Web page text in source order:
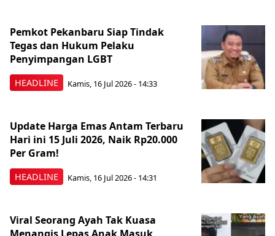
HEADLINE
Pemkot Pekanbaru Siap Tindak
Tegas dan Hukum Pelaku
Penyimpangan LGBT
Kamis, 16 Jul 2026 - 14:33
HEADLINE
Update Harga Emas Antam Terbaru
Hari ini 15 Juli 2026, Naik Rp20.000
Per Gram!
Kamis, 16 Jul 2026 - 14:31
Viral Seorang Ayah Tak Kuasa